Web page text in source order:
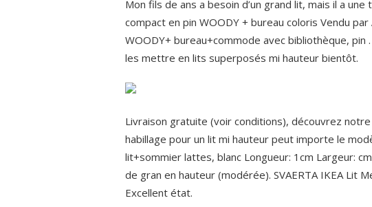
Mon fils de ans a besoin d’un grand lit, mais il a
compact en pin WOODY + bureau coloris Vendu par
WOODY+ bureau+commode avec bibliothèque,
les mettre en lits superposés mi hauteur bientôt.
Livraison gratuite (voir conditions), découvrez
habillage pour un lit mi hauteur peut importe le
lit+sommier lattes, blanc Longueur: 1cm Largeur:
de gran en hauteur (modérée). SVAERTA IKEA Lit
Excellent état.